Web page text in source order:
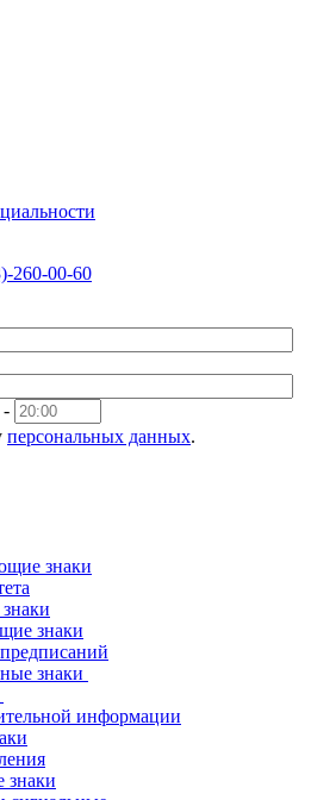
260-00-60
-
персональных данных.
знаки
знаки
знаки
информации
знаки